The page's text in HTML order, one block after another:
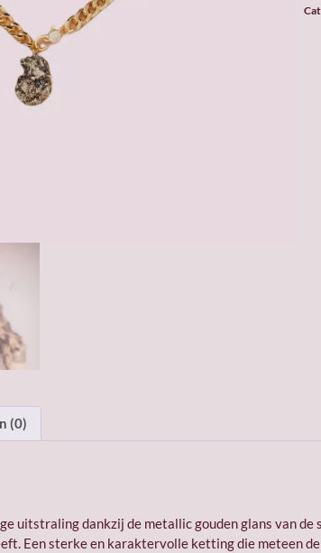
(0)
uitstraling dankzij de metallic gouden glans van
Een sterke en karaktervolle ketting die meteen